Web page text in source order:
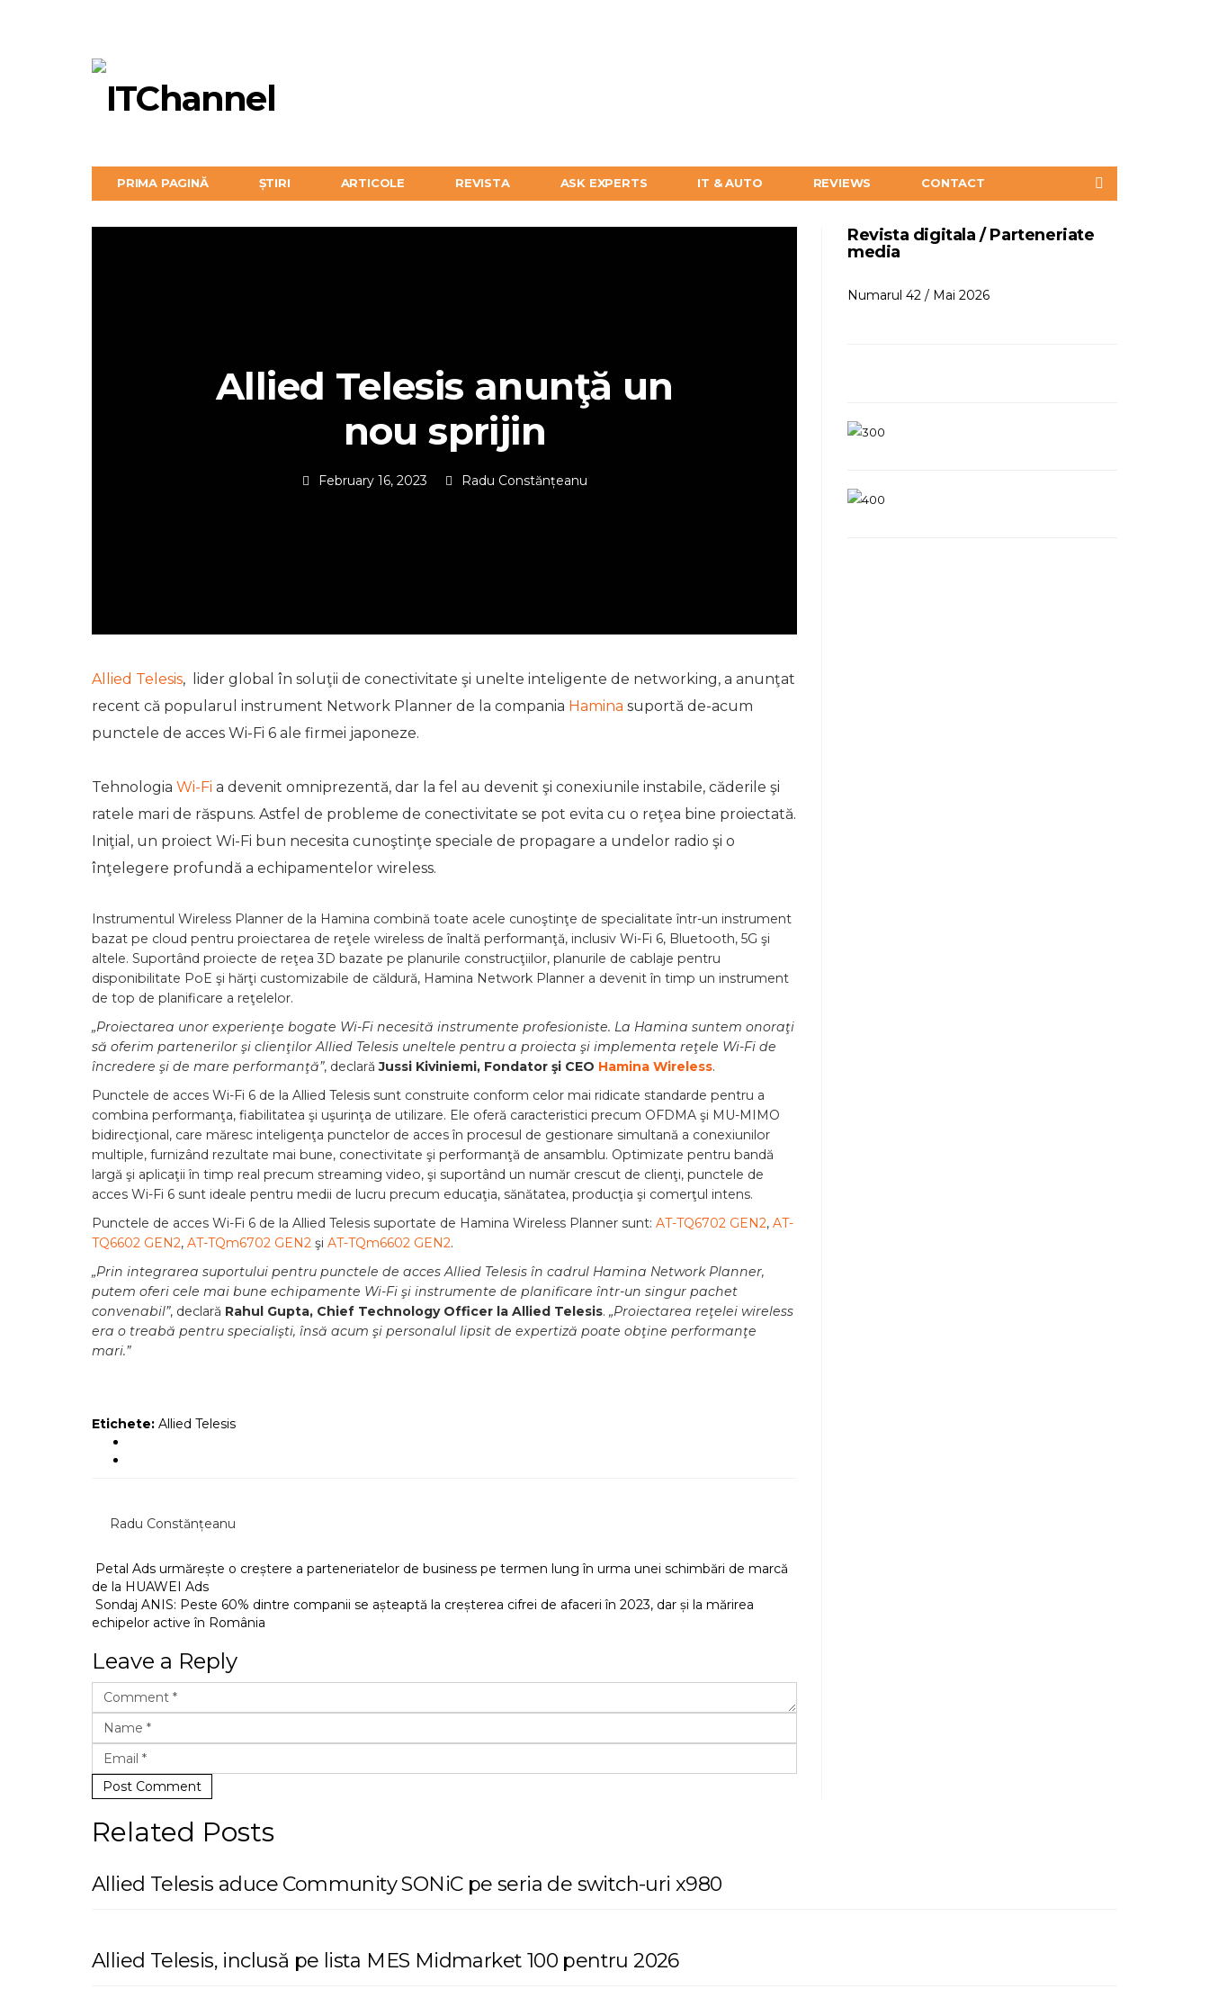
PRIMA PAGINĂ ȘTIRI ARTICOLE REVISTA ASK EXPERTS IT & AUTO REVIEWS CONTACT
Allied Telesis anunţă un
nou sprijin
February 16, 2023 Radu Constănțeanu
Allied Telesis, lider global în soluţii de conectivitate şi unelte inteligente de networking, a anunţat
recent că popularul instrument Network Planner de la compania Hamina suportă de-acum
punctele de acces Wi-Fi 6 ale firmei japoneze.
Tehnologia Wi-Fi a devenit omniprezentă, dar la fel au devenit şi conexiunile instabile, căderile şi
ratele mari de răspuns. Astfel de probleme de conectivitate se pot evita cu o reţea bine proiectată.
Iniţial, un proiect Wi-Fi bun necesita cunoştinţe speciale de propagare a undelor radio şi o
înţelegere profundă a echipamentelor wireless.
Instrumentul Wireless Planner de la Hamina combină toate acele cunoştinţe de specialitate într-un instrument
bazat pe cloud pentru proiectarea de reţele wireless de înaltă performanţă, inclusiv Wi-Fi 6, Bluetooth, 5G şi
altele. Suportând proiecte de reţea 3D bazate pe planurile construcţiilor, planurile de cablaje pentru
disponibilitate PoE şi hărţi customizabile de căldură, Hamina Network Planner a devenit în timp un instrument
de top de planificare a reţelelor.
„Proiectarea unor experienţe bogate Wi-Fi necesită instrumente profesioniste. La Hamina suntem onoraţi
să oferim partenerilor şi clienţilor Allied Telesis uneltele pentru a proiecta şi implementa reţele Wi-Fi de
încredere şi de mare performanţă”, declară Jussi Kiviniemi, Fondator şi CEO Hamina Wireless.
Punctele de acces Wi-Fi 6 de la Allied Telesis sunt construite conform celor mai ridicate standarde pentru a
combina performanţa, fiabilitatea şi uşurinţa de utilizare. Ele oferă caracteristici precum OFDMA şi MU-MIMO
bidirecţional, care măresc inteligenţa punctelor de acces în procesul de gestionare simultană a conexiunilor
multiple, furnizând rezultate mai bune, conectivitate şi performanţă de ansamblu. Optimizate pentru bandă
largă şi aplicaţii în timp real precum streaming video, şi suportând un număr crescut de clienţi, punctele de
acces Wi-Fi 6 sunt ideale pentru medii de lucru precum educaţia, sănătatea, producţia şi comerţul intens.
Punctele de acces Wi-Fi 6 de la Allied Telesis suportate de Hamina Wireless Planner sunt: AT-TQ6702 GEN2, AT-
TQ6602 GEN2, AT-TQm6702 GEN2 şi AT-TQm6602 GEN2.
„Prin integrarea suportului pentru punctele de acces Allied Telesis în cadrul Hamina Network Planner,
putem oferi cele mai bune echipamente Wi-Fi şi instrumente de planificare într-un singur pachet
convenabil”, declară Rahul Gupta, Chief Technology Officer la Allied Telesis. „Proiectarea reţelei wireless
era o treabă pentru specialişti, însă acum şi personalul lipsit de expertiză poate obţine performanţe
mari.”
Etichete: Allied Telesis
Radu Constănțeanu
Petal Ads urmărește o creștere a parteneriatelor de business pe termen lung în urma unei schimbări de marcă
de la HUAWEI Ads
Sondaj ANIS: Peste 60% dintre companii se așteaptă la creșterea cifrei de afaceri în 2023, dar și la mărirea
echipelor active în România
Leave a Reply
Post Comment
Revista digitala / Parteneriate
media
Numarul 42 / Mai 2026
Related Posts
Allied Telesis aduce Community SONiC pe seria de switch-uri x980
Allied Telesis, inclusă pe lista MES Midmarket 100 pentru 2026